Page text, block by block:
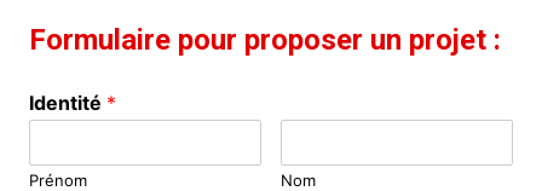
Formulaire pour proposer un projet :
Identité *
Prénom Nom